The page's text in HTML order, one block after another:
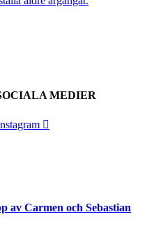
MEDIER
av Carmen och Sebastian